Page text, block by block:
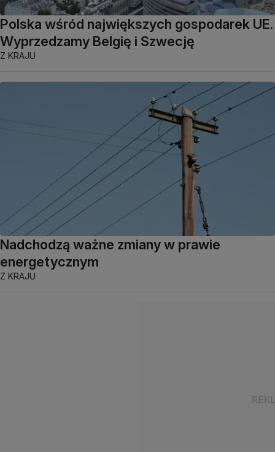
Polska wśród największych gospodarek UE.
Wyprzedzamy Belgię i Szwecję
Z KRAJU
Nadchodzą ważne zmiany w prawie
energetycznym
Z KRAJU